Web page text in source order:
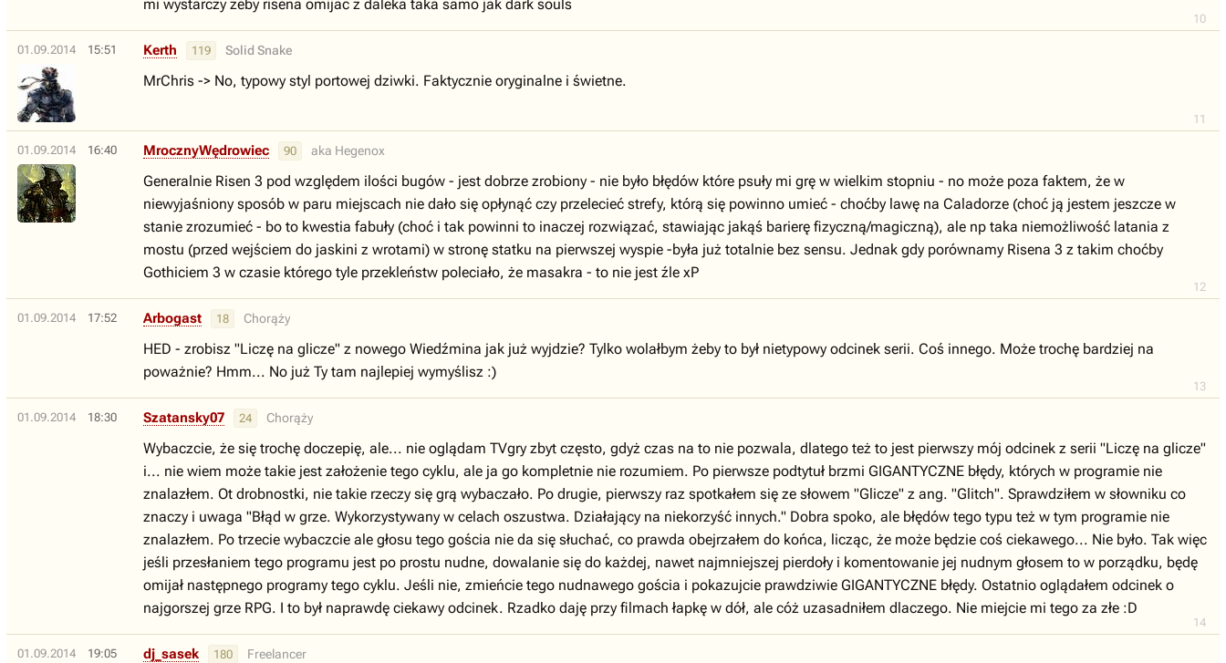
10
mi wystarczy zeby risena omijac z daleka taka samo jak dark souls
01.09.2014 15:51
11
Kerth 119 Solid Snake
MrChris -> No, typowy styl portowej dziwki. Faktycznie oryginalne i świetne.
01.09.2014 16:40
12
MrocznyWędrowiec 90 aka Hegenox
Generalnie Risen 3 pod względem ilości bugów - jest dobrze zrobiony - nie było błędów które psuły mi grę w wielkim stopniu - no może poza faktem, że w
niewyjaśniony sposób w paru miejscach nie dało się opłynąć czy przelecieć strefy, którą się powinno umieć - choćby lawę na Caladorze (choć ją jestem jeszcze w
stanie zrozumieć - bo to kwestia fabuły (choć i tak powinni to inaczej rozwiązać, stawiając jakąś barierę fizyczną/magiczną), ale np taka niemożliwość latania z
mostu (przed wejściem do jaskini z wrotami) w stronę statku na pierwszej wyspie -była już totalnie bez sensu. Jednak gdy porównamy Risena 3 z takim choćby
Gothiciem 3 w czasie którego tyle przekleństw poleciało, że masakra - to nie jest źle xP
01.09.2014 17:52
13
Arbogast 18 Chorąży
HED - zrobisz "Liczę na glicze" z nowego Wiedźmina jak już wyjdzie? Tylko wolałbym żeby to był nietypowy odcinek serii. Coś innego. Może trochę bardziej na
poważnie? Hmm... No już Ty tam najlepiej wymyślisz :)
01.09.2014 18:30
14
Szatansky07 24 Chorąży
Wybaczcie, że się trochę doczepię, ale... nie oglądam TVgry zbyt często, gdyż czas na to nie pozwala, dlatego też to jest pierwszy mój odcinek z serii "Liczę na glicze"
i... nie wiem może takie jest założenie tego cyklu, ale ja go kompletnie nie rozumiem. Po pierwsze podtytuł brzmi GIGANTYCZNE błędy, których w programie nie
znalazłem. Ot drobnostki, nie takie rzeczy się grą wybaczało. Po drugie, pierwszy raz spotkałem się ze słowem "Glicze" z ang. "Glitch". Sprawdziłem w słowniku co
znaczy i uwaga "Błąd w grze. Wykorzystywany w celach oszustwa. Działający na niekorzyść innych." Dobra spoko, ale błędów tego typu też w tym programie nie
znalazłem. Po trzecie wybaczcie ale głosu tego gościa nie da się słuchać, co prawda obejrzałem do końca, licząc, że może będzie coś ciekawego... Nie było. Tak więc
jeśli przesłaniem tego programu jest po prostu nudne, dowalanie się do każdej, nawet najmniejszej pierdoły i komentowanie jej nudnym głosem to w porządku, będę
omijał następnego programy tego cyklu. Jeśli nie, zmieńcie tego nudnawego gościa i pokazujcie prawdziwie GIGANTYCZNE błędy. Ostatnio oglądałem odcinek o
najgorszej grze RPG. I to był naprawdę ciekawy odcinek. Rzadko daję przy filmach łapkę w dół, ale cóż uzasadniłem dlaczego. Nie miejcie mi tego za złe :D
01.09.2014 19:05 dj_sasek 180 Freelancer